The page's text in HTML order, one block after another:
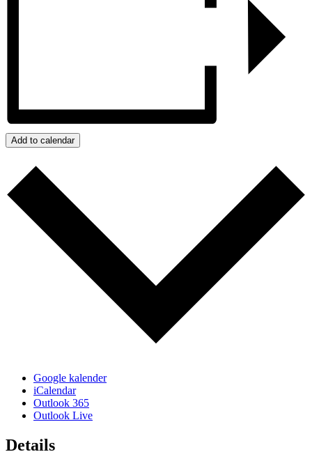
Add to calendar
Google kalender
iCalendar
Outlook 365
Outlook Live
Details